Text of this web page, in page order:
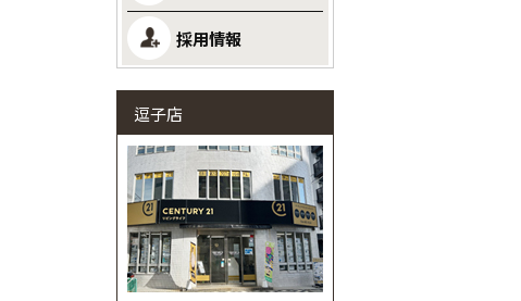
採用情報
逗子店